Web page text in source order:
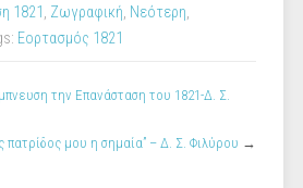
1821 , Ζωγραφική, Νεότερη,
Εορτασμός 1821
την Επανάσταση του 1821-Δ. Σ.
πατρίδος μου η σημαία” – Δ. Σ. Φιλύρου →